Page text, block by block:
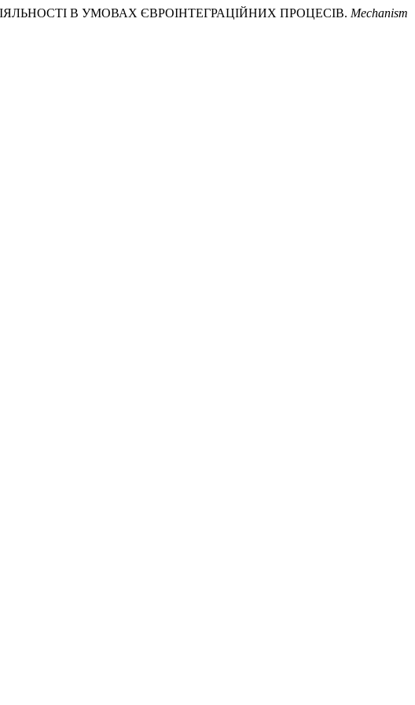
В УМОВАХ ЄВРОІНТЕГРАЦІЙНИХ ПРОЦЕСІВ. Mechanism